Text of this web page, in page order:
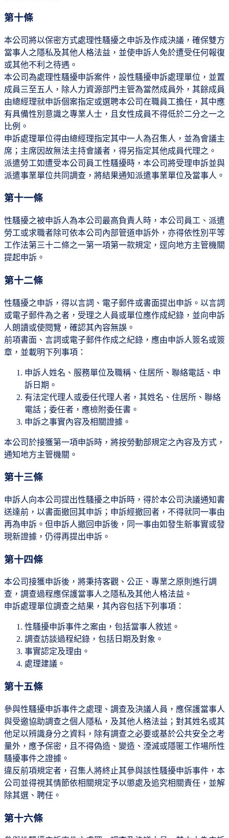
第十條
本公司將以保密方式處理性騷擾之申訴及作成決議，確保雙方
當事人之隱私及其他人格法益，並使申訴人免於遭受任何報復
或其他不利之待遇。
本公司為處理性騷擾申訴案件，設性騷擾申訴處理單位，並置
成員三至五人，除人力資源部門主管為當然成員外，其餘成員
由總經理就申訴個案指定或選聘本公司在職員工擔任，其中應
有具備性別意識之專業人士，且女性成員不得低於二分之一之
比例。
申訴處理單位得由總經理指定其中一人為召集人，並為會議主
席；主席因故無法主持會議者，得另指定其他成員代理之。
派遣勞工如遭受本公司員工性騷擾時，本公司將受理申訴並與
派遣事業單位共同調查，將結果通知派遣事業單位及當事人。
第十一條
性騷擾之被申訴人為本公司最高負責人時，本公司員工、派遣
勞工或求職者除可依本公司內部管道申訴外，亦得依性別平等
工作法第三十二條之一第一項第一款規定，逕向地方主管機關
提起申訴。
第十二條
性騷擾之申訴，得以言詞、電子郵件或書面提出申訴。以言詞
或電子郵件為之者，受理之人員或單位應作成紀錄，並向申訴
人朗讀或使閱覽，確認其內容無誤。
前項書面、言詞或電子郵件作成之紀錄，應由申訴人簽名或簽
章，並載明下列事項：
申訴人姓名、服務單位及職稱、住居所、聯絡電話、申
訴日期。
有法定代理人或委任代理人者，其姓名、住居所、聯絡
電話；委任者，應檢附委任書。
申訴之事實內容及相關證據。
本公司於接獲第一項申訴時，將按勞動部規定之內容及方式，
通知地方主管機關。
第十三條
申訴人向本公司提出性騷擾之申訴時，得於本公司決議通知書
送達前，以書面撤回其申訴；申訴經撤回者，不得就同一事由
再為申訴。但申訴人撤回申訴後，同一事由如發生新事實或發
現新證據，仍得再提出申訴。
第十四條
本公司接獲申訴後，將秉持客觀、公正、專業之原則進行調
查，調查過程應保護當事人之隱私及其他人格法益。
申訴處理單位調查之結果，其內容包括下列事項：
性騷擾申訴事件之案由，包括當事人敘述。
調查訪談過程紀錄，包括日期及對象。
事實認定及理由。
處理建議。
第十五條
參與性騷擾申訴事件之處理、調查及決議人員，應保護當事人
與受邀協助調查之個人隱私，及其他人格法益；對其姓名或其
他足以辨識身分之資料，除有調查之必要或基於公共安全之考
量外，應予保密，且不得偽造、變造、湮滅或隱匿工作場所性
騷擾事件之證據。
違反前項規定者，召集人將終止其參與該性騷擾申訴事件，本
公司並得視其情節依相關規定予以懲處及追究相關責任，並解
除其選、聘任。
第十六條